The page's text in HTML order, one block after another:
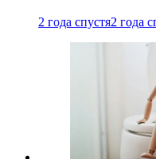
2 года спустя2 года